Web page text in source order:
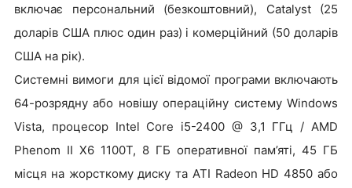
включає персональний (безкоштовний), Catalyst (25
доларів США плюс один раз) і комерційний (50 доларів
США на рік).
Системні вимоги для цієї відомої програми включають
64-розрядну або новішу операційну систему Windows
Vista, процесор Intel Core i5-2400 @ 3,1 ГГц / AMD
Phenom II X6 1100T, 8 ГБ оперативної пам’яті, 45 ГБ
місця на жорсткому диску та ATI Radeon HD 4850 або